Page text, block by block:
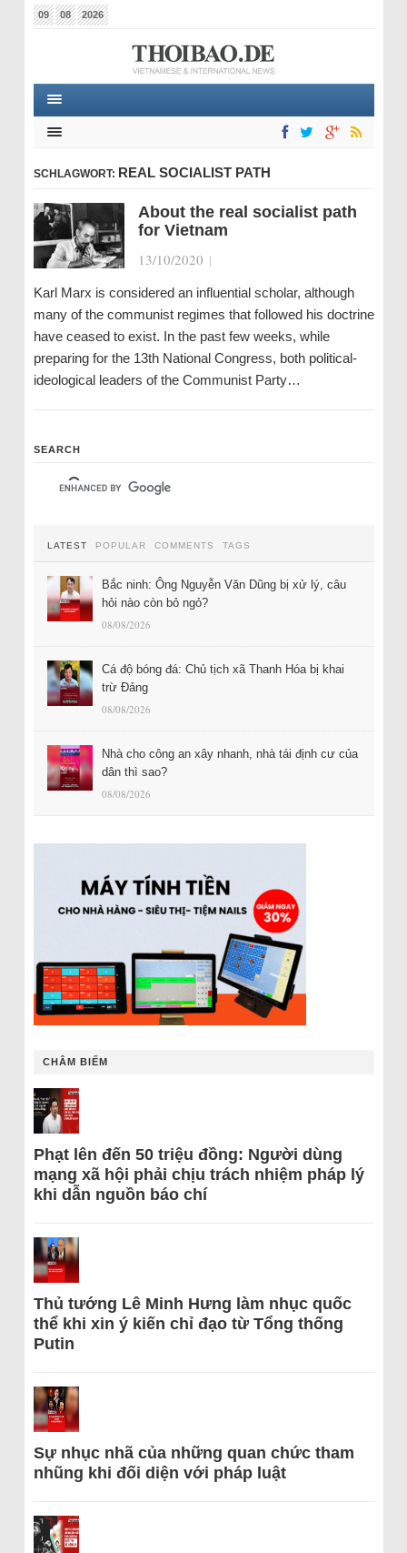
09 08 2026
SCHLAGWORT: REAL SOCIALIST PATH
About the real socialist path
for Vietnam
13/10/2020 |
Karl Marx is considered an influential scholar, although
many of the communist regimes that followed his doctrine
have ceased to exist. In the past few weeks, while
preparing for the 13th National Congress, both political-
ideological leaders of the Communist Party…
SEARCH
LATEST POPULAR COMMENTS TAGS
Bắc ninh: Ông Nguyễn Văn Dũng bị xử lý, câu
hỏi nào còn bỏ ngỏ?
08/08/2026
Cá độ bóng đá: Chủ tịch xã Thanh Hóa bị khai
trừ Đảng
08/08/2026
Nhà cho công an xây nhanh, nhà tái định cư của
dân thì sao?
08/08/2026
CHÂM BIẾM
Phạt lên đến 50 triệu đồng: Người dùng
mạng xã hội phải chịu trách nhiệm pháp lý
khi dẫn nguồn báo chí
Thủ tướng Lê Minh Hưng làm nhục quốc
thể khi xin ý kiến chỉ đạo từ Tổng thống
Putin
Sự nhục nhã của những quan chức tham
nhũng khi đối diện với pháp luật